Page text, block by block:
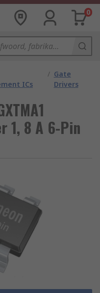
0
ICs
/ Gate
Drivers
1, 8 A 6-Pin